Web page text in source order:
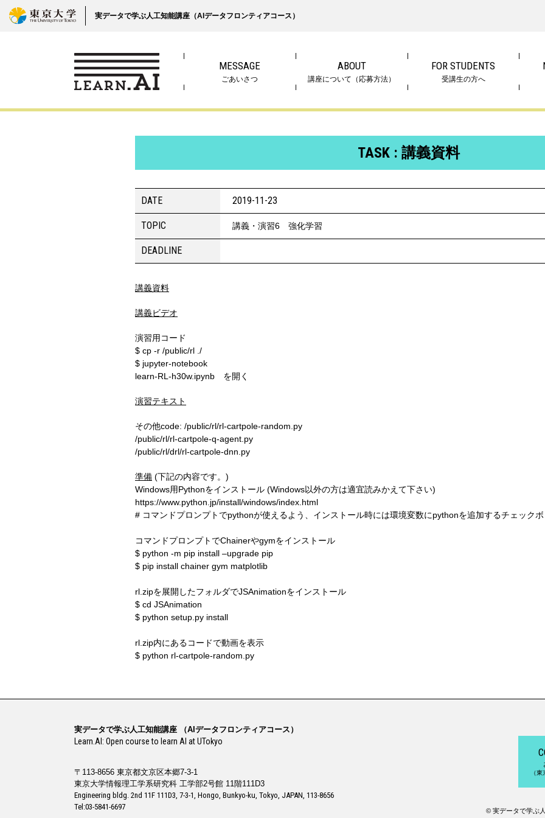
実データで学ぶ人工知能講座（AIデータフロンティアコース）
MESSAGE
ごあいさつ
ABOUT
講座について（応募方法）
FOR STUDENTS
受講生の方へ
TASK : 講義資料
DATE 2019-11-23
TOPIC 講義・演習6 強化学習
DEADLINE
講義資料
講義ビデオ
演習用コード
$ cp -r /public/rl ./
$ jupyter-notebook
learn-RL-h30w.ipynb を開く
演習テキスト
その他code: /public/rl/rl-cartpole-random.py
/public/rl/rl-cartpole-q-agent.py
/public/rl/drl/rl-cartpole-dnn.py
準備 (下記の内容です。)
Windows用Pythonをインストール (Windows以外の方は適宜読みかえて下さい)
https://www.python.jp/install/windows/index.html
# コマンドプロンプトでpythonが使えるよう、インストール時には環境変数にpythonを追加するチェック
コマンドプロンプトでChainerやgymをインストール
$ python -m pip install –upgrade pip
$ pip install chainer gym matplotlib
rl.zipを展開したフォルダでJSAnimationをインストール
$ cd JSAnimation
$ python setup.py install
rl.zip内にあるコードで動画を表示
$ python rl-cartpole-random.py
実データで学ぶ人工知能講座 （AIデータフロンティアコース）
Learn.AI: Open course to learn AI at UTokyo
〒113-8656 東京都文京区本郷7-3-1
東京大学情報理工学系研究科 工学部2号館 11階111D3
Engineering bldg. 2nd 11F 111D3, 7-3-1, Hongo, Bunkyo-ku, Tokyo, JAPAN, 113-8656
Tel:03-5841-6697
（
© 実データで学ぶ